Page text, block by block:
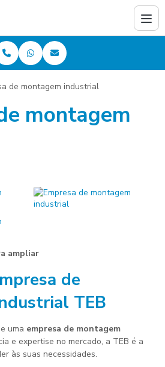
de montagem industrial
montagem
ampliar
de
TEB
uma empresa de montagem
e expertise no mercado, a TEB é a
às suas necessidades.